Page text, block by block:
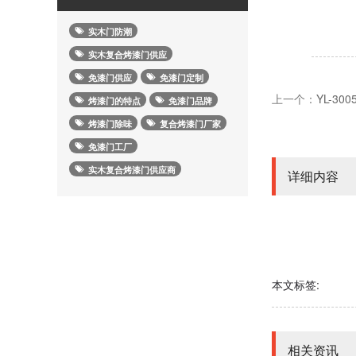
实木门防潮
实木复合烤漆门供应
免漆门供应
免漆门定制
烤漆门的特点
免漆门品牌
烤漆门除味
复合烤漆门厂家
免漆门工厂
实木复合烤漆门供应商
上一个： YL-3005
详细内容
本文标签:
相关资讯